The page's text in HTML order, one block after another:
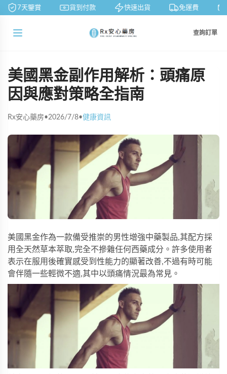
7天鑒賞 貨到付款 快速出貨 免運費
查詢訂單
美國黑金副作用解析：頭痛原
因與應對策略全指南
Rx安心藥房•2026/7/8•健康資訊
美國黑金作為一款備受推崇的男性增強中藥製品,其配方採
用全天然草本萃取,完全不摻雜任何西藥成分。許多使用者
表示在服用後確實感受到性能力的顯著改善,不過有時可能
會伴隨一些輕微不適,其中以頭痛情況最為常見。